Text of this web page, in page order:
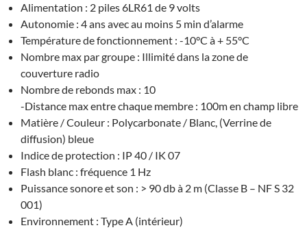
Alimentation : 2 piles 6LR61 de 9 volts
Autonomie : 4 ans avec au moins 5 min d’alarme
Température de fonctionnement : -10°C à + 55°C
Nombre max par groupe : Illimité dans la zone de
couverture radio
Nombre de rebonds max : 10
-Distance max entre chaque membre : 100m en champ libre
Matière / Couleur : Polycarbonate / Blanc, (Verrine de
diffusion) bleue
Indice de protection : IP 40 / IK 07
Flash blanc : fréquence 1 Hz
Puissance sonore et son : > 90 db à 2 m (Classe B – NF S 32
001)
Environnement : Type A (intérieur)